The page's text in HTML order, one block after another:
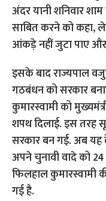
अंदर यानी शनिवार
साबित करने को कहा,
आंकड़े नहीं जुटा पाए और
इसके बाद राज्यपाल
गठबंधन को सरकार
कुमारस्वामी को
शपथ दिलाई. इस तरह
सरकार बन गई. अब यह
अपने चुनावी वादे को
फिलहाल कुमारस्वामी
गई है.